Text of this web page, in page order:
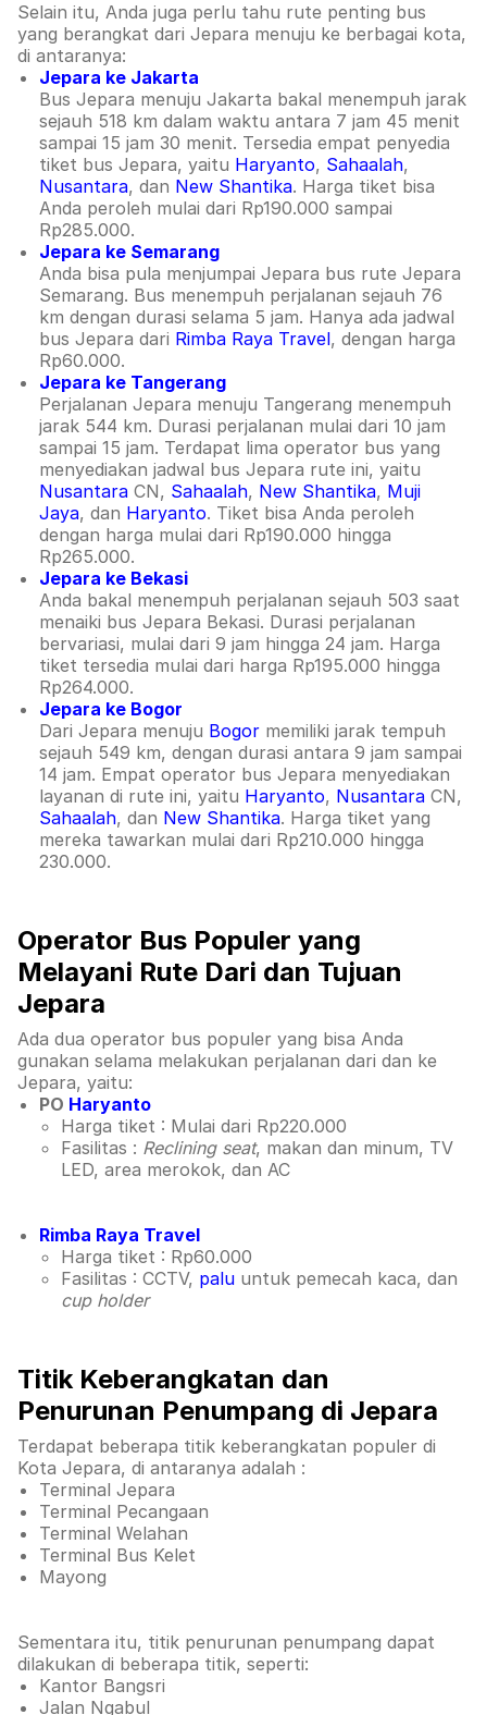
Selain itu, Anda juga perlu tahu rute penting bus
yang berangkat dari Jepara menuju ke berbagai kota,
di antaranya:
Jepara ke Jakarta
Bus Jepara menuju Jakarta bakal menempuh jarak
sejauh 518 km dalam waktu antara 7 jam 45 menit
sampai 15 jam 30 menit. Tersedia empat penyedia
tiket bus Jepara, yaitu Haryanto, Sahaalah,
Nusantara, dan New Shantika. Harga tiket bisa
Anda peroleh mulai dari Rp190.000 sampai
Rp285.000.
Jepara ke Semarang
Anda bisa pula menjumpai Jepara bus rute Jepara
Semarang. Bus menempuh perjalanan sejauh 76
km dengan durasi selama 5 jam. Hanya ada jadwal
bus Jepara dari Rimba Raya Travel, dengan harga
Rp60.000.
Jepara ke Tangerang
Perjalanan Jepara menuju Tangerang menempuh
jarak 544 km. Durasi perjalanan mulai dari 10 jam
sampai 15 jam. Terdapat lima operator bus yang
menyediakan jadwal bus Jepara rute ini, yaitu
Nusantara CN, Sahaalah, New Shantika, Muji
Jaya, dan Haryanto. Tiket bisa Anda peroleh
dengan harga mulai dari Rp190.000 hingga
Rp265.000.
Jepara ke Bekasi
Anda bakal menempuh perjalanan sejauh 503 saat
menaiki bus Jepara Bekasi. Durasi perjalanan
bervariasi, mulai dari 9 jam hingga 24 jam. Harga
tiket tersedia mulai dari harga Rp195.000 hingga
Rp264.000.
Jepara ke Bogor
Dari Jepara menuju Bogor memiliki jarak tempuh
sejauh 549 km, dengan durasi antara 9 jam sampai
14 jam. Empat operator bus Jepara menyediakan
layanan di rute ini, yaitu Haryanto, Nusantara CN,
Sahaalah, dan New Shantika. Harga tiket yang
mereka tawarkan mulai dari Rp210.000 hingga
230.000.
Operator Bus Populer yang
Melayani Rute Dari dan Tujuan
Jepara
Ada dua operator bus populer yang bisa Anda
gunakan selama melakukan perjalanan dari dan ke
Jepara, yaitu:
PO Haryanto
Harga tiket : Mulai dari Rp220.000
Fasilitas : Reclining seat, makan dan minum, TV
LED, area merokok, dan AC
Rimba Raya Travel
Harga tiket : Rp60.000
Fasilitas : CCTV, palu untuk pemecah kaca, dan
cup holder
Titik Keberangkatan dan
Penurunan Penumpang di Jepara
Terdapat beberapa titik keberangkatan populer di
Kota Jepara, di antaranya adalah :
Terminal Jepara
Terminal Pecangaan
Terminal Welahan
Terminal Bus Kelet
Mayong
Sementara itu, titik penurunan penumpang dapat
dilakukan di beberapa titik, seperti:
Kantor Bangsri
Jalan Ngabul